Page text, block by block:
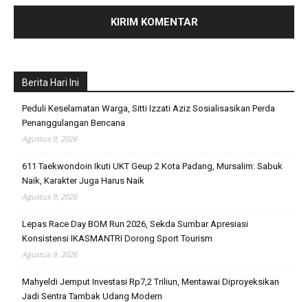
Berita Hari Ini
Peduli Keselamatan Warga, Sitti Izzati Aziz Sosialisasikan Perda
Penanggulangan Bencana
Agustus 9, 2026
611 Taekwondoin Ikuti UKT Geup 2 Kota Padang, Mursalim: Sabuk
Naik, Karakter Juga Harus Naik
Agustus 9, 2026
Lepas Race Day BOM Run 2026, Sekda Sumbar Apresiasi
Konsistensi IKASMANTRI Dorong Sport Tourism
Agustus 9, 2026
Mahyeldi Jemput Investasi Rp7,2 Triliun, Mentawai Diproyeksikan
Jadi Sentra Tambak Udang Modern